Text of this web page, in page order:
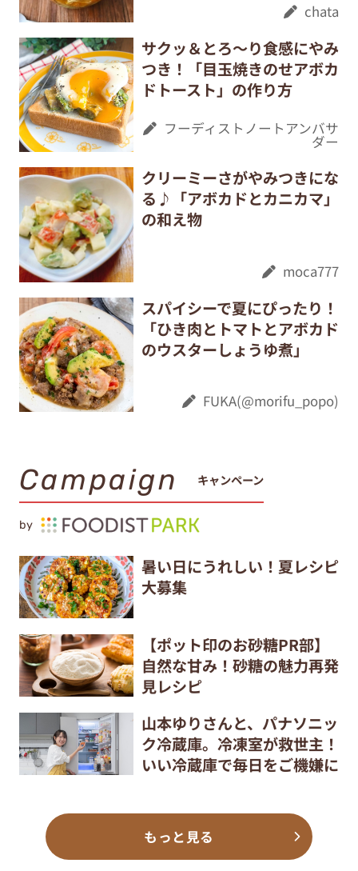
chata
サクッ＆とろ～り食感にやみ
つき！「目玉焼きのせアボカ
ドトースト」の作り方
フーディストノートアンバサ
ダー
クリーミーさがやみつきにな
る♪「アボカドとカニカマ」
の和え物
moca777
スパイシーで夏にぴったり！
「ひき肉とトマトとアボカド
のウスターしょうゆ煮」
FUKA(@morifu_popo)
Campaign キャンペーン
by
暑い日にうれしい！夏レシピ
大募集
【ポット印のお砂糖PR部】
自然な甘み！砂糖の魅力再発
見レシピ
山本ゆりさんと、パナソニッ
ク冷蔵庫。冷凍室が救世主！
いい冷蔵庫で毎日をご機嫌に
もっと見る